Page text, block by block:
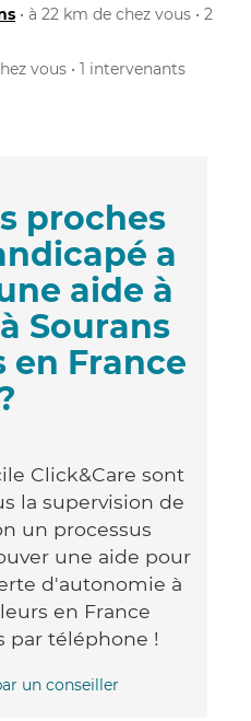
• à 22 km de chez vous • 2
vous • 1 intervenants
proches
a
aide à
Sourans
en France
Click&Care sont
la supervision de
un processus
une aide pour
d'autonomie à
en France
par téléphone !
un conseiller